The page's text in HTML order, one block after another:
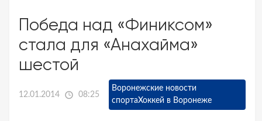
Победа над «Финиксом»
стала для «Анахайма»
шестой
12.01.2014 08:25
Воронежские новости
спортаХоккей в Воронеже